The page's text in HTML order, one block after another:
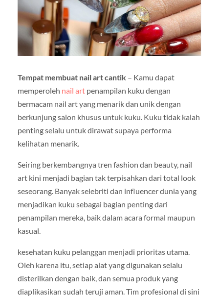
Tempat membuat nail art cantik– Kamu dapat
memperoleh nail artpenampilan kuku dengan
bermacam nail art yang menarik dan unik dengan
berkunjung salon khusus untuk kuku. Kuku tidak kalah
penting selalu untuk dirawat supaya performa
kelihatan menarik.
Seiring berkembangnya tren fashion dan beauty, nail
art kini menjadi bagian tak terpisahkan dari total look
seseorang. Banyak selebriti dan influencer dunia yang
menjadikan kuku sebagai bagian penting dari
penampilan mereka, baik dalam acara formal maupun
kasual.
kesehatan kuku pelanggan menjadi prioritas utama.
Oleh karena itu, setiap alat yang digunakan selalu
disterilkan dengan baik, dan semua produk yang
diaplikasikan sudah teruji aman. Tim profesional di sini